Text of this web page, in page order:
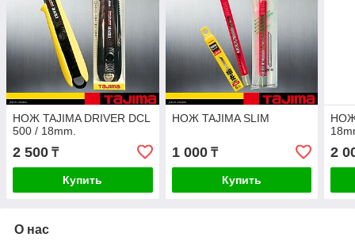
НОЖ TAJIMA DRIVER DCL
500 / 18mm.
2 500 ₸
Купить
НОЖ TAJIMA SLIM
1 000₸
Купить
НОЖ
2
О нас